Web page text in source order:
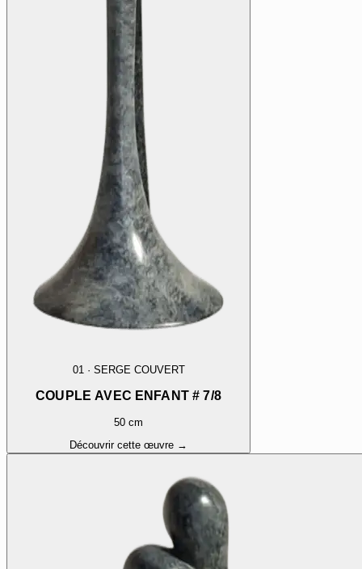
01 · SERGE COUVERT
COUPLE AVEC ENFANT # 7/8
50 cm
Découvrir cette œuvre →